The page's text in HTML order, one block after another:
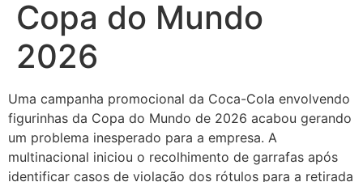
Copa do Mundo
2026
Uma campanha promocional da Coca-Cola envolvendo
figurinhas da Copa do Mundo de 2026 acabou gerando
um problema inesperado para a empresa. A
multinacional iniciou o recolhimento de garrafas após
identificar casos de violação dos rótulos para a retirada